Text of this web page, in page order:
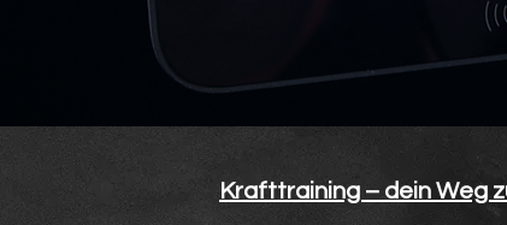
Krafttraining – dein Weg